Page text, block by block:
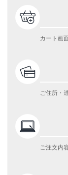
カート画
ご住所・
ご注文内